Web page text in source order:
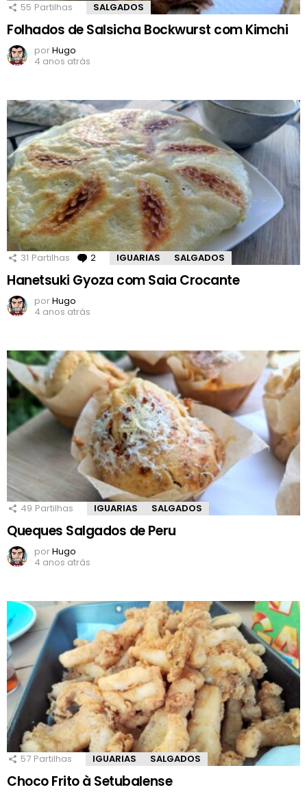
55 Partilhas SALGADOS
Folhados de Salsicha Bockwurst com Kimchi
porHugo
4 anos atrás
31 Partilhas 2 Comentários
IGUARIAS SALGADOS
Hanetsuki Gyoza com Saia Crocante
porHugo
4 anos atrás
49 Partilhas IGUARIAS SALGADOS
Queques Salgados de Peru
porHugo
4 anos atrás
57 Partilhas IGUARIAS SALGADOS
Choco Frito à Setubalense